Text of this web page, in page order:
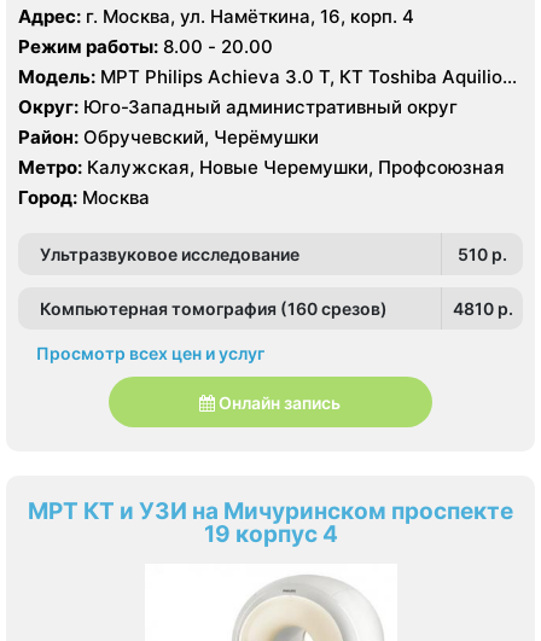
Адрес: г. Москва, ул. Намёткина, 16, корп. 4
Режим работы: 8.00 - 20.00
Модель: МРТ Philips Achieva 3.0 T, КТ Toshiba Aquilion
Prime 160 срезов УЗИ GE Logiq-9, Philips iU22, Philips
HDI 5000
Округ: Юго-Западный административный округ
Район: Обручевский, Черёмушки
Метро: Калужская, Новые Черемушки, Профсоюзная
Город: Москва
Ультразвуковое исследование 510 p.
Компьютерная томография (160 срезов) 4810 p.
Просмотр всех цен и услуг
Онлайн запись
МРТ КТ и УЗИ на Мичуринском проспекте
19 корпус 4